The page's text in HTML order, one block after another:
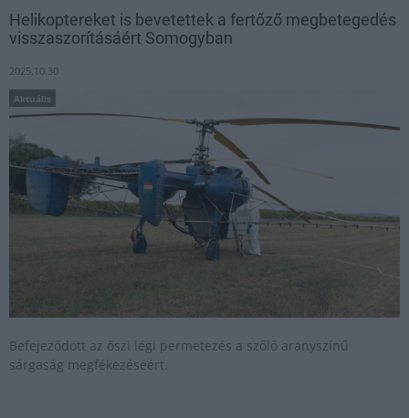
Helikoptereket is bevetettek a fertőző megbetegedés
visszaszorításáért Somogyban
2025.10.30
Aktuális
Befejeződött az őszi légi permetezés a szőlő aranyszínű
sárgaság megfékezéséért.